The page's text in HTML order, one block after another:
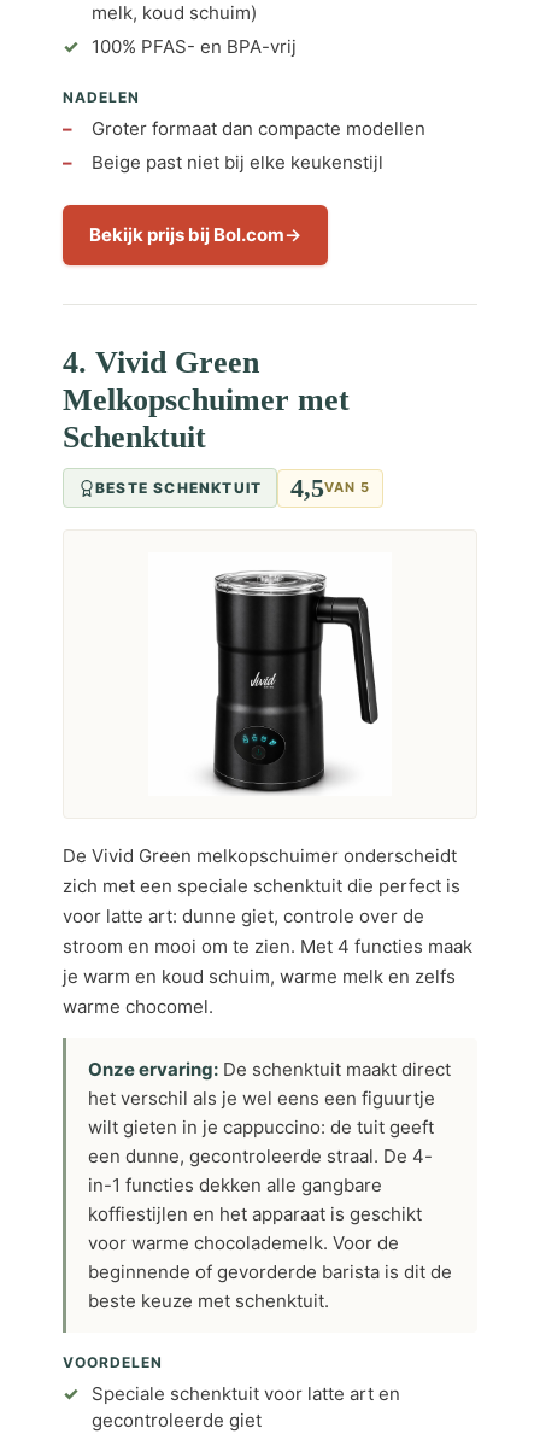
melk, koud schuim)
100% PFAS- en BPA-vrij
NADELEN
Groter formaat dan compacte modellen
Beige past niet bij elke keukenstijl
Bekijk prijs bij Bol.com
4. Vivid Green
Melkopschuimer met
Schenktuit
BESTE SCHENKTUIT 4,5VAN 5
De Vivid Green melkopschuimer onderscheidt
zich met een speciale schenktuit die perfect is
voor latte art: dunne giet, controle over de
stroom en mooi om te zien. Met 4 functies maak
je warm en koud schuim, warme melk en zelfs
warme chocomel.
Onze ervaring: De schenktuit maakt direct
het verschil als je wel eens een figuurtje
wilt gieten in je cappuccino: de tuit geeft
een dunne, gecontroleerde straal. De 4-
in-1 functies dekken alle gangbare
koffiestijlen en het apparaat is geschikt
voor warme chocolademelk. Voor de
beginnende of gevorderde barista is dit de
beste keuze met schenktuit.
VOORDELEN
Speciale schenktuit voor latte art en
gecontroleerde giet